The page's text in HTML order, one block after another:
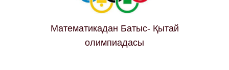
Математикадан Батыс- Қытай
олимпиадасы